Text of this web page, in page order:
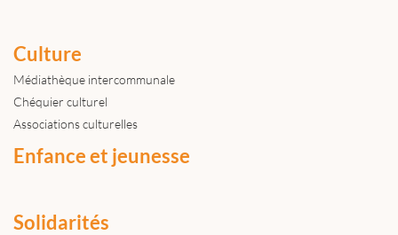
Culture
Médiathèque intercommunale
Chéquier culturel
Associations culturelles
Enfance et jeunesse
Solidarités